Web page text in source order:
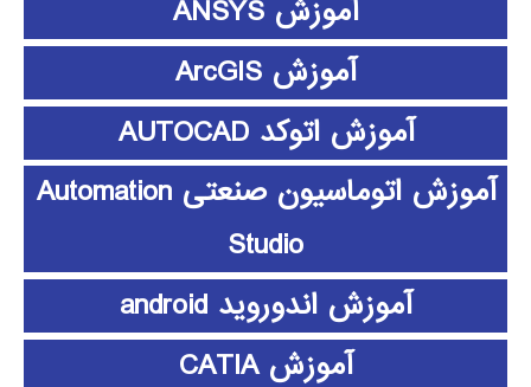
آموزش ANSYS
آموزش ArcGIS
آموزش اتوکد AUTOCAD
آموزش اتوماسیون صنعتی Automation
Studio
آموزش اندوروید android
آموزش CATIA